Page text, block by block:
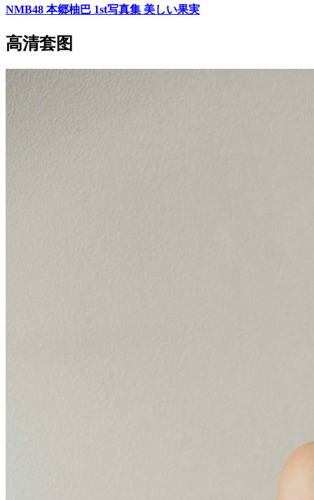
NMB48 本郷柚巴 1st写真集 美しい果実
高清套图